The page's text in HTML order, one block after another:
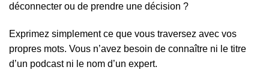
déconnecter ou de prendre une décision ?
Exprimez simplement ce que vous traversez avec vos
propres mots. Vous n’avez besoin de connaître ni le titre
d’un podcast ni le nom d’un expert.